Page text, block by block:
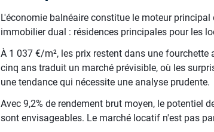
L'économie balnéaire constitue le moteur
immobilier dual : résidences principales pour les
À 1 037 €/m², les prix restent dans une
cinq ans traduit un marché prévisible, où les
une tendance qui nécessite une analyse prudente.
Avec 9,2% de rendement brut moyen, le potentiel
sont envisageables. Le marché locatif n'est pas